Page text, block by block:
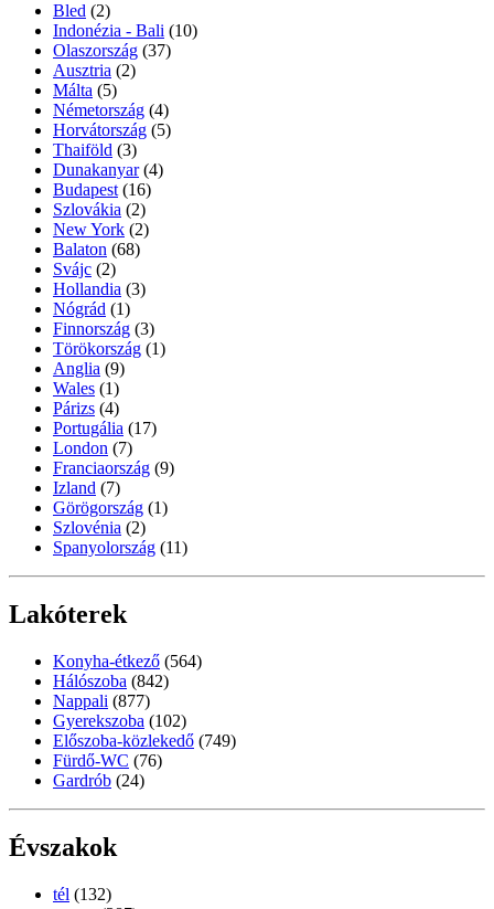
Bled (2)
Indonézia - Bali (10)
Olaszország (37)
Ausztria (2)
Málta (5)
Németország (4)
Horvátország (5)
Thaiföld (3)
Dunakanyar (4)
Budapest (16)
Szlovákia (2)
New York (2)
Balaton (68)
Svájc (2)
Hollandia (3)
Nógrád (1)
Finnország (3)
Törökország (1)
Anglia (9)
Wales (1)
Párizs (4)
Portugália (17)
London (7)
Franciaország (9)
Izland (7)
Görögország (1)
Szlovénia (2)
Spanyolország (11)
Lakóterek
Konyha-étkező (564)
Hálószoba (842)
Nappali (877)
Gyerekszoba (102)
Előszoba-közlekedő (749)
Fürdő-WC (76)
Gardrób (24)
Évszakok
tél (132)